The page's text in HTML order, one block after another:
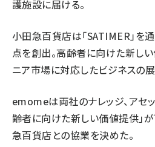
護施設に届ける。
小田急百貨店は「SATIMER」を
点を創出。高齢者に向けた新し
ニア市場に対応したビジネスの展
emomeは両社のナレッジ、アセ
齢者に向けた新しい価値提供」
急百貨店との協業を決めた。